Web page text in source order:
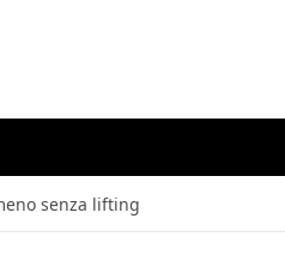
senza lifting